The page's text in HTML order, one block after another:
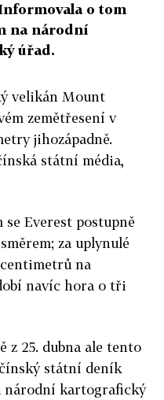
o tom
na národní
úřad.
velikán Mount
zemětřesení v
jihozápadně.
státní média,
Everest postupně
za uplynulé
na
navíc hora o tři
z 25. dubna ale tento
státní deník
národní kartografický